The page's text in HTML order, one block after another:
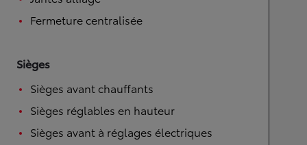
Fermeture centralisée
Sièges
Sièges avant chauffants
Sièges réglables en hauteur
Sièges avant à réglages électriques